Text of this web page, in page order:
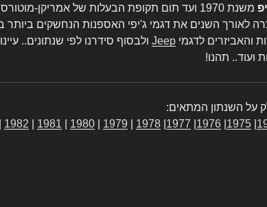
משנת 1970 ועד תום תקופת הבעלות של אמריקן-
לאורך השנים את דגמי ג'יפי האספנות הנחשקים
והאביזרים לדגמי Jeep ולבסוף סידרנו לפי שנתונים..
ועוד.. תהנו!
על השנתון המתאים:
1975
1976
1977
1978
1979
1980
1981
1982